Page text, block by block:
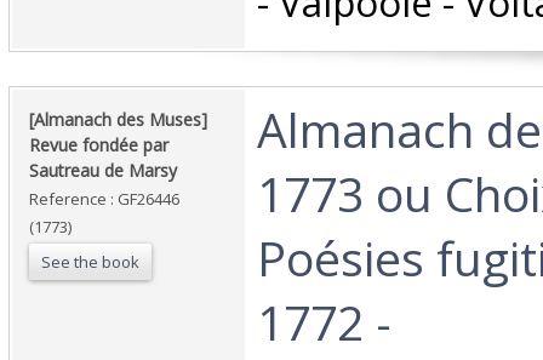
‎[Almanach des Muses]
Revue fondée par
Sautreau de Marsy‎
Reference : GF26446
(1773)
See the book
‎Almanach
1773 ou
Poésies
1772 -‎